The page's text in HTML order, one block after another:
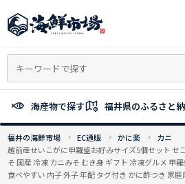
ン
ン
へ
ッ
プ
海産物で探す 福井県のふるさと
福井の海鮮市場 EC通販 かに楽
カニ
越前産せいこがに甲羅盛お好みサイズ5個セット セ
そ 国産 冷凍 カニみそ むき身 ギフト 冷凍グルメ 甲
食べやすい 内子 外子 年配 タグ付き かに酢つき 家